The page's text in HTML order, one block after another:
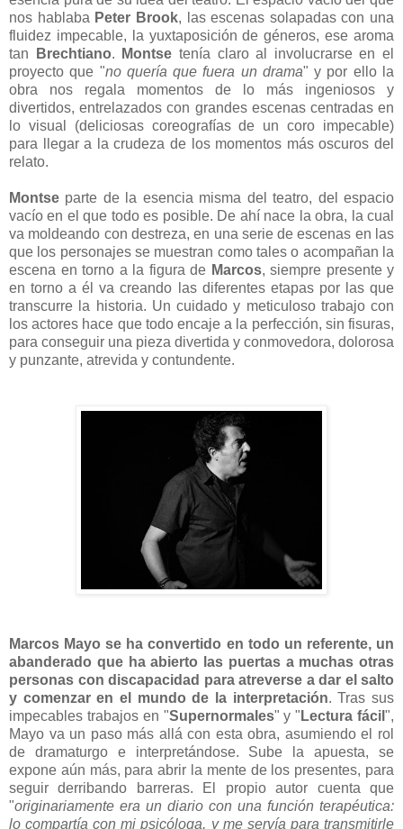
nos hablaba Peter Brook, las escenas solapadas con una
fluidez impecable, la yuxtaposición de géneros, ese aroma
tan
Brechtiano. Montse tenía claro al involucrarse en el
proyecto que "no quería que fuera un drama" y por ello la
obra nos regala momentos de lo más ingeniosos y
divertidos, entrelazados con grandes escenas centradas en
lo visual (deliciosas coreografías de un coro impecable)
para llegar a la crudeza de los momentos más oscuros del
relato.
Montse parte de la esencia misma del teatro, del espacio
vacío en el que todo es posible. De ahí nace la obra, la cual
va moldeando con destreza, en una serie de escenas en las
que los personajes se muestran como tales o acompañan la
escena en torno a la figura de Marcos, siempre presente y
en torno a él va creando las diferentes etapas por las que
transcurre la historia. Un cuidado y meticuloso trabajo con
los actores hace que todo encaje a la perfección, sin fisuras,
para conseguir una pieza divertida y conmovedora, dolorosa
y punzante, atrevida y contundente.
Marcos Mayo se ha convertido en todo un referente, un
abanderado que ha abierto las puertas a muchas otras
personas con discapacidad para atreverse a dar el salto
y comenzar en el mundo de la interpretación. Tras sus
impecables trabajos en "Supernormales" y " Lectura fácil",
Mayo va un paso más allá con esta obra, asumiendo el rol
de dramaturgo e interpretándose. Sube la apuesta, se
expone aún más, para abrir la mente de los presentes, para
seguir derribando barreras. El propio autor cuenta que
"originariamente era un diario con una función terapéutica:
lo compartía con mi psicóloga, y me servía para transmitirle